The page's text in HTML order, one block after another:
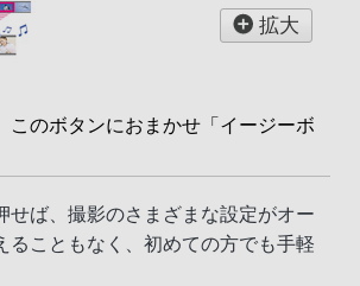
拡大
このボタンにおまかせ「イージーボ
せば、撮影のさまざまな設定がオー
ることもなく、初めての方でも手軽